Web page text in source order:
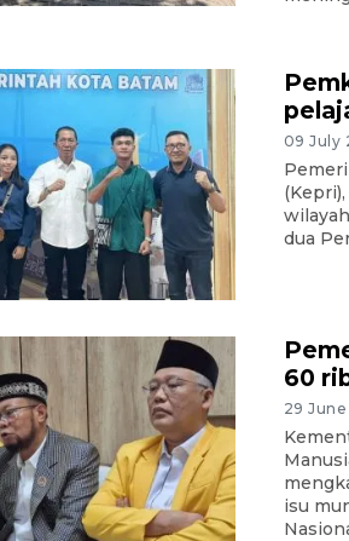
09 July
dua
60
29 June
isu